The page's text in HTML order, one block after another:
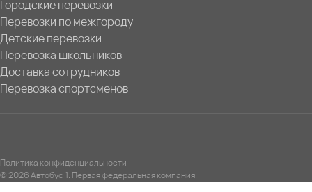
Городские перевозки
Перевозки по межгороду
Детские перевозки
Перевозка школьников
Доставка сотрудников
Перевозка спортсменов
Политика конфиденциальности
© 2026 Автобус 1. Первая федеральная компания.